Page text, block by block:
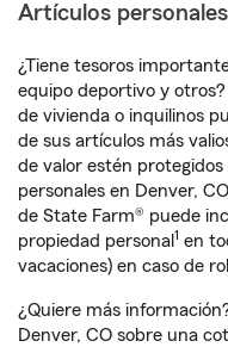
Artículos personales
¿Tiene tesoros
equipo deportivo y
de vivienda o inquilinos
de sus artículos más
de valor estén
personales en Denver,
de State Farm® puede
propiedad personal 1 en
vacaciones) en caso de
¿Quiere más
Denver, CO sobre una